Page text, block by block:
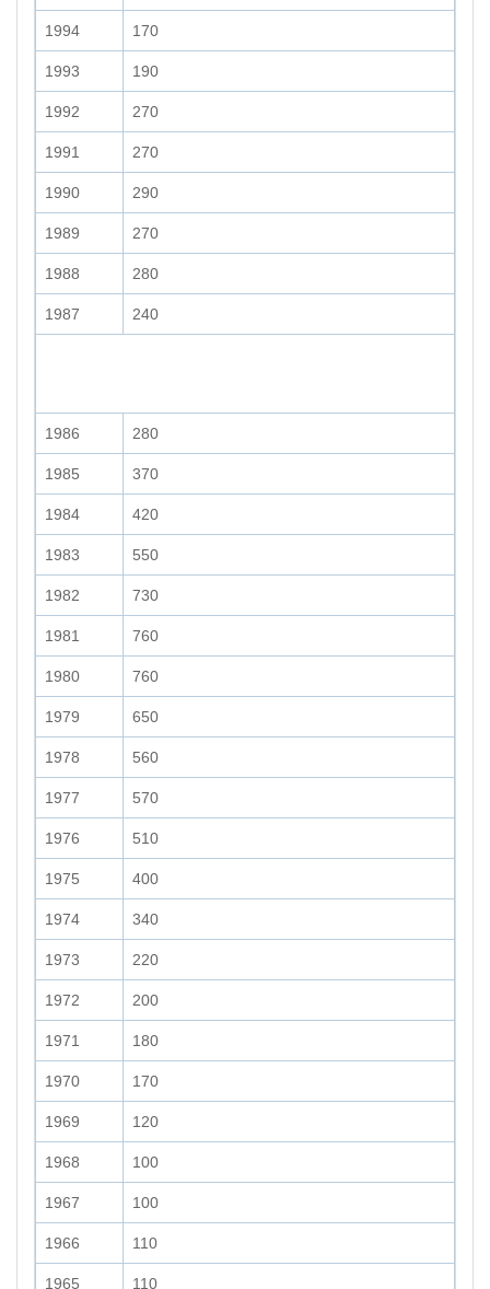
1994 170
1993 190
1992 270
1991 270
1990 290
1989 270
1988 280
1987 240
1986 280
1985 370
1984 420
1983 550
1982 730
1981 760
1980 760
1979 650
1978 560
1977 570
1976 510
1975 400
1974 340
1973 220
1972 200
1971 180
1970 170
1969 120
1968 100
1967 100
1966 110
1965 110